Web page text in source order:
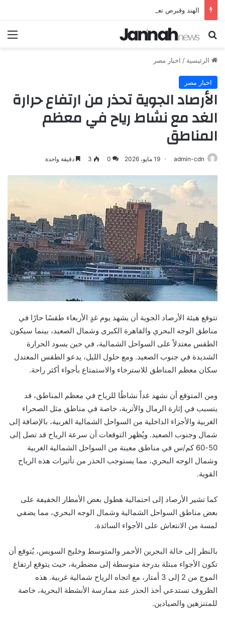
بحث عن
الرئيسية / اخبار مصر
اخبار مصر
الأرصاد الجوية تحذر من ارتفاع حرارة
الغد مع نشاط رياح في معظم
المناطق
admin-cdn 19 مايو، 2026 0
3 دقيقة واحدة
تتوقع هيئة الأرصاد الجوية أن يشهد يوم غدٍ الأربعاء طقسًا حارًا في
مناطق الوجه البحري والقاهرة الكبرى وشمال الصعيد، بينما سيكون
الطقس معتدلاً على السواحل الشمالية، في حين يسود الحرارة
الشديدة في جنوب الصعيد. ومع حلول الليل، يدعو الطقس المعتدل
سكان معظم المناطق للاسترخاء والاستمتاع بأجواء أكثر راحة.
ومن المتوقع أن نشهد غداً نشاطًا للرياح في معظم المناطق، قد
يتسبب في إثارة الرمال والأتربة، خاصة في مناطق مثل الصحراء
الغربية والأجزاء الداخلية من السواحل الشمالية الغربية، بالإضافة إلى
شمال وجنوب الصعيد. ويُظهر التوقعات أن سرعة الرياح قد تصل إلى
50-60 كم/س في مناطق معينة من السواحل الشمالية الغربية
وشمال الوجه البحري، مما يستوجب الحذر من تأثيرات هذه الرياح
القوية.
كما تشير الأرصاد إلى احتمالية هطول بعض الأمطار الخفيفة على
بعض مناطق السواحل الشمالية وشمال الوجه البحري، مما يضفي
لمسة من الانتعاش على الأجواء السائدة.
بالنظر إلى حالة البحرين الأحمر والمتوسط وخليج السويس، يُتوقع أن
تكون الأجواء مبتلة بدرجة متوسطة إلى مضطربة، حيث يتوقع ارتفاع
الموج من 2 إلى 3 أمتار، مع اتجاه الرياح شمالية غربية. هذه
الظروف تستدعي أخذ الحذر عند ممارسة الأنشطة البحرية، خاصة
للمتنزهين والصيادين.